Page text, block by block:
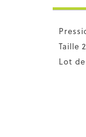
Taille
Lot